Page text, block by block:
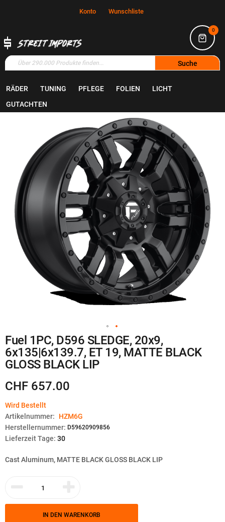
Konto Wunschliste
0
Suche
RÄDER TUNING PFLEGE FOLIEN
LICHT
GUTACHTEN
Zum
Ende
Zum
Anfang
der
Bildgalerie
springen
Fuel 1PC, D596 SLEDGE, 20x9,
6x135|6x139.7, ET 19, MATTE BLACK
GLOSS BLACK LIP
CHF 657.00
Wird Bestellt
Artikelnummer:
HZM6G
Herstellernummer: D59620909856
Lieferzeit Tage: 30
Cast Aluminum, MATTE BLACK GLOSS BLACK LIP
IN DEN WARENKORB